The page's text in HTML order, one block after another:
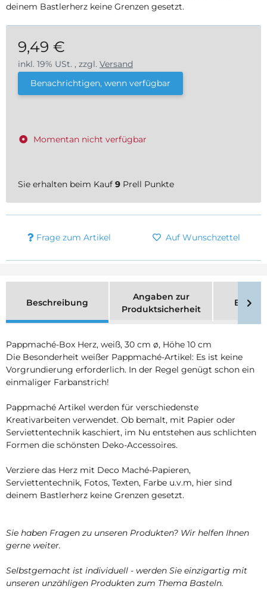
deinem Bastlerherz keine Grenzen gesetzt.
9,49 €
inkl. 19% USt. , zzgl. Versand
Benachrichtigen, wenn verfügbar
Momentan nicht verfügbar
Sie erhalten beim Kauf 9 Prell Punkte
Frage zum Artikel Auf Wunschzettel
Beschreibung
Angaben zur
Produktsicherheit
Pappmaché-Box Herz, weiß, 30 cm ø, Höhe 10 cm
Die Besonderheit weißer Pappmaché-Artikel: Es ist keine
Vorgrundierung erforderlich. In der Regel genügt schon ein
einmaliger Farbanstrich!
Pappmaché Artikel werden für verschiedenste
Kreativarbeiten verwendet. Ob bemalt, mit Papier oder
Serviettentechnik kaschiert, im Nu entstehen aus schlichten
Formen die schönsten Deko-Accessoires.
Verziere das Herz mit Deco Maché-Papieren,
Serviettentechnik, Fotos, Texten, Farbe u.v.m, hier sind
deinem Bastlerherz keine Grenzen gesetzt.
Sie haben Fragen zu unseren Produkten? Wir helfen Ihnen
gerne weiter.
Selbstgemacht ist individuell - werden Sie einzigartig mit
unseren unzähligen Produkten zum Thema Basteln.